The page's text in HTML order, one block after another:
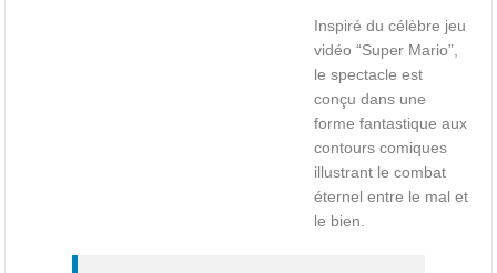
Inspiré du célèbre jeu
vidéo “Super Mario”,
le spectacle est
conçu dans une
forme fantastique aux
contours comiques
illustrant le combat
éternel entre le mal et
le bien.